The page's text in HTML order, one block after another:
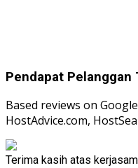
Pendapat Pelanggan
Based reviews on
HostAdvice.com,
Terima kasih atas